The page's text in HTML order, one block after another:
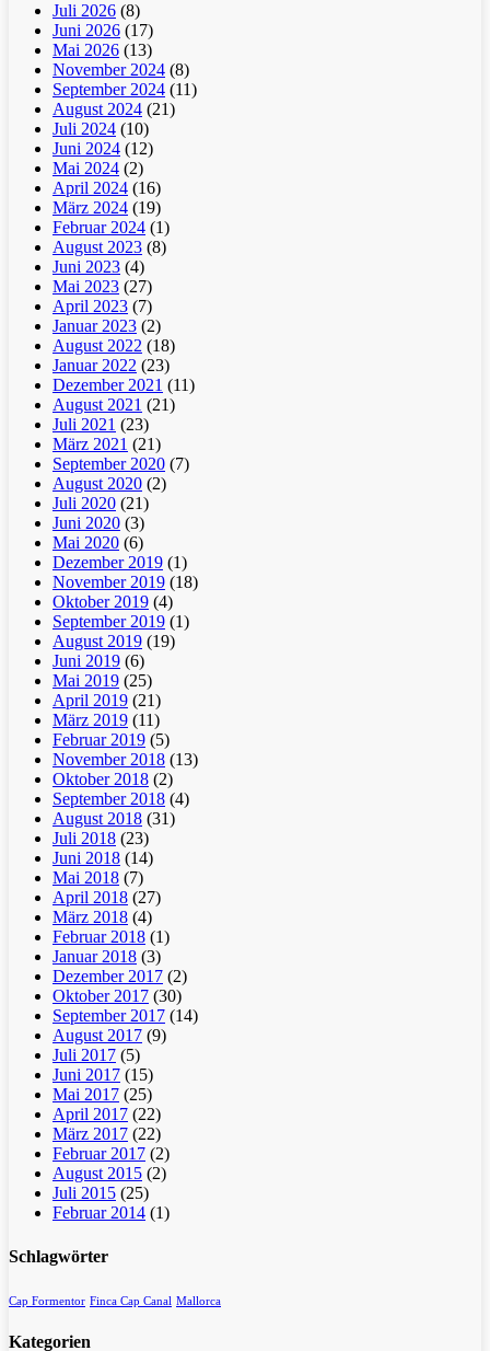
Juli 2026 (8)
Juni 2026 (17)
Mai 2026 (13)
November 2024 (8)
September 2024 (11)
August 2024 (21)
Juli 2024 (10)
Juni 2024 (12)
Mai 2024 (2)
April 2024 (16)
März 2024 (19)
Februar 2024 (1)
August 2023 (8)
Juni 2023 (4)
Mai 2023 (27)
April 2023 (7)
Januar 2023 (2)
August 2022 (18)
Januar 2022 (23)
Dezember 2021 (11)
August 2021 (21)
Juli 2021 (23)
März 2021 (21)
September 2020 (7)
August 2020 (2)
Juli 2020 (21)
Juni 2020 (3)
Mai 2020 (6)
Dezember 2019 (1)
November 2019 (18)
Oktober 2019 (4)
September 2019 (1)
August 2019 (19)
Juni 2019 (6)
Mai 2019 (25)
April 2019 (21)
März 2019 (11)
Februar 2019 (5)
November 2018 (13)
Oktober 2018 (2)
September 2018 (4)
August 2018 (31)
Juli 2018 (23)
Juni 2018 (14)
Mai 2018 (7)
April 2018 (27)
März 2018 (4)
Februar 2018 (1)
Januar 2018 (3)
Dezember 2017 (2)
Oktober 2017 (30)
September 2017 (14)
August 2017 (9)
Juli 2017 (5)
Juni 2017 (15)
Mai 2017 (25)
April 2017 (22)
März 2017 (22)
Februar 2017 (2)
August 2015 (2)
Juli 2015 (25)
Februar 2014 (1)
Schlagwörter
Cap Formentor Finca Cap Canal Mallorca
Kategorien